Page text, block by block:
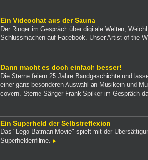
Ein Videochat aus der Sauna
Der Ringer im Gespräch über digitale Welten,
Schlussmachen auf Facebook. Unser Artist of the
Dann macht es doch einfach besser!
Die Sterne feiern 25 Jahre Bandgeschichte und
einer ganz besonderen Auswahl an Musikern und
covern. Sterne-Sänger Frank Spilker im Gespräch
Ein Superheld der Selbstreflexion
Das "Lego Batman Movie" spielt mit der
Superheldenfilme.